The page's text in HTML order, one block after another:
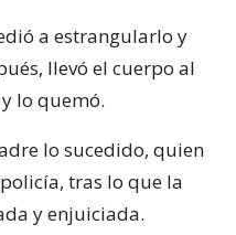
a estrangularlo y
llevó el cuerpo al
lo quemó.
lo sucedido, quien
tras lo que la
y enjuiciada.